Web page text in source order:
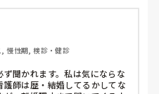
慢性期, 検診・健診
聞かれます。私は気にならな
師は歴・結婚してるかしてな